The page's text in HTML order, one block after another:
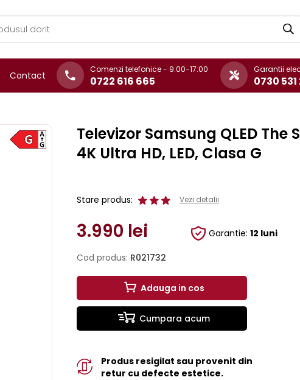
Contact
Comenzi telefonice - 9:00-17:00
0722 616 665
Garantii
0730
Televizor Samsung QLED The
4K Ultra HD, LED, Clasa G
Stare produs: Vezi detalii
3.990 lei Garantie: 12 luni
Cod produs: R021732
Adauga in cos
Cumpara acum
Produs resigilat sau provenit din
retur cu defecte estetice.